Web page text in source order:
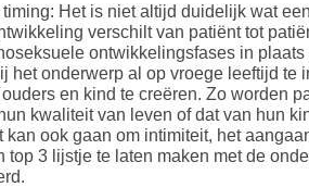
Het is niet altijd duidelijk wat
verschilt van patiënt tot
ontwikkelingsfases in
het onderwerp al op vroege leeftijd
en kind te creëren. Zo worden
kwaliteit van leven of dat van hun
kan ook gaan om intimiteit, het
top 3 lijstje te laten maken met de